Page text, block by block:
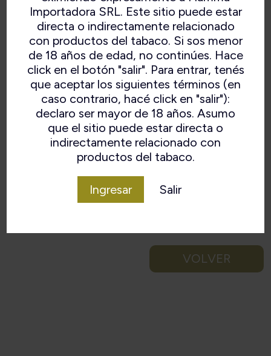
Importadora SRL. Este sitio puede estar
directa o indirectamente relacionado
con productos del tabaco. Si sos menor
de 18 años de edad, no continúes. Hace
click en el botón "salir". Para entrar, tenés
que aceptar los siguientes términos (en
caso contrario, hacé click en "salir"):
declaro ser mayor de 18 años. Asumo
que el sitio puede estar directa o
indirectamente relacionado con
productos del tabaco.
Ingresar Salir
VOLVER